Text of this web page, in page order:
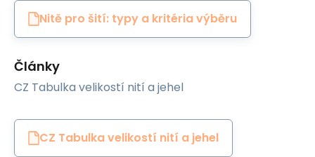
Nitě pro šití: typy a kritéria výběru
Články
CZ Tabulka velikostí nití a jehel
CZ Tabulka velikostí nití a jehel